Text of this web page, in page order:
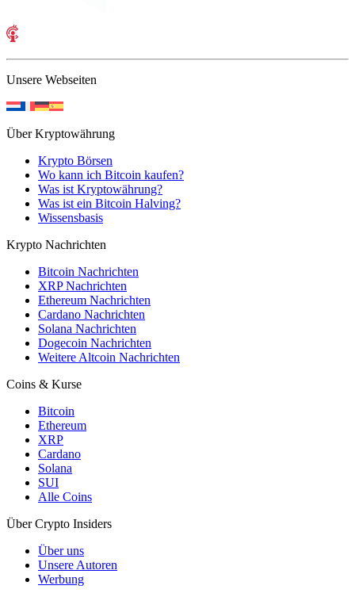
Unsere Webseiten
Über Kryptowährung
Krypto Börsen
Wo kann ich Bitcoin kaufen?
Was ist Kryptowährung?
Was ist ein Bitcoin Halving?
Wissensbasis
Krypto Nachrichten
Bitcoin Nachrichten
XRP Nachrichten
Ethereum Nachrichten
Cardano Nachrichten
Solana Nachrichten
Dogecoin Nachrichten
Weitere Altcoin Nachrichten
Coins & Kurse
Bitcoin
Ethereum
XRP
Cardano
Solana
SUI
Alle Coins
Über Crypto Insiders
Über uns
Unsere Autoren
Werbung